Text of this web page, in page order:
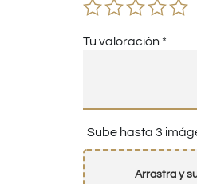
Tu valoración *
Sube hasta 3
Arrastra y